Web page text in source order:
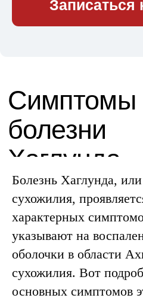
Болезнь Хаглунда,
сухожилия,
характерных
указывают на
оболочки в области
сухожилия. Вот
основных симптомов